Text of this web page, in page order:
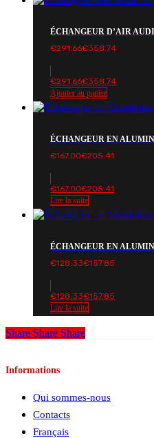
ÉCHANGEUR D’AIR
€291.66€358.74
€291.66€358.74
Ajouter au panier
ÉCHANGEUR EN
€167.00€205.41
€167.00€205.41
Lire la suite
ÉCHANGEUR EN
€128.33€157.85
€128.33€157.85
Lire la suite
Share Share Share
Informations
Qui sommes-nous
Contacts
Français